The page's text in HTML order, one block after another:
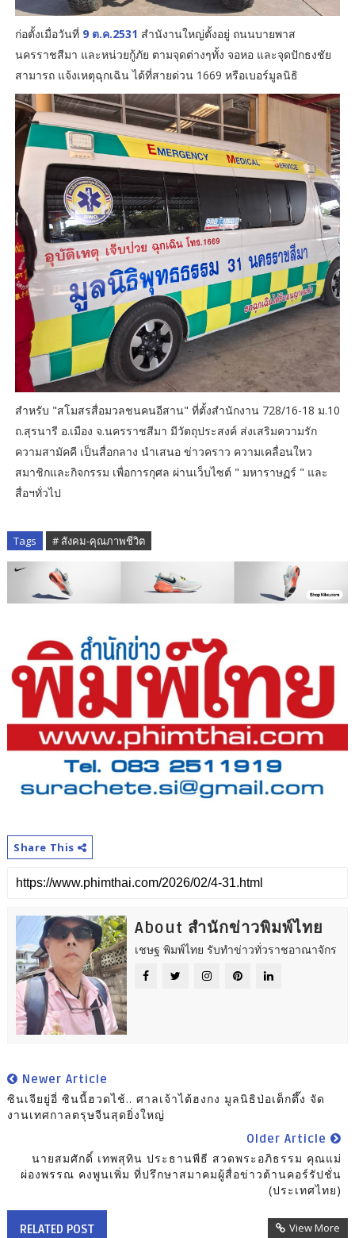
ก่อตั้งเมื่อวันที่ 9 ต.ค.2531 สำนังานใหญ่ตั้งอยู่ ถนนบายพาส
นครราชสีมา และหน่วยกู้ภัย ตามจุดต่างๆทั้ง จอหอ และจุดปักธงชัย
สามารถ แจ้งเหตุฉุกเฉิน ได้ที่สายด่วน 1669 หรือเบอร์มูลนิธิ
สำหรับ "สโมสรสื่อมวลชนคนอีสาน" ที่ตั้งสำนักงาน 728/16-18 ม.10
ถ.สุรนารี อ.เมือง จ.นครราชสีมา มีวัตถุประสงค์ ส่งเสริมความรัก
ความสามัคคี เป็นสื่อกลาง นำเสนอ ข่าวคราว ความเคลื่อนใหว
สมาชิกและกิจกรรม เพื่อการกุศล ผ่านเว็บไซต์ " มหาราษฏร์ " และ
สื่อฯทั่วไป
Tags # สังคม-คุณภาพชีวิต
Share This
About สำนักข่าวพิมพ์ไทย
เชษฐ พิมพ์ไทย รับทำข่าวทั่วราชอาณาจักร
Newer Article
ซินเจียยู่อี่ ซินนี้ฮวดไช้.. ศาลเจ้าไต้ฮงกง มูลนิธิป่อเต็กตึ๊ง จัด
งานเทศกาลตรุษจีนสุดยิ่งใหญ่
Older Article
นายสมศักดิ์ เทพสุทิน ประธานพีธี สวดพระอภิธรรม คุณแม่
ผ่องพรรณ คงพูนเพิ่ม ที่ปรึกษาสมาคมผู้สื่อข่าวต้านคอร์รัปชั่น
(ประเทศไทย)
RELATED POST View More